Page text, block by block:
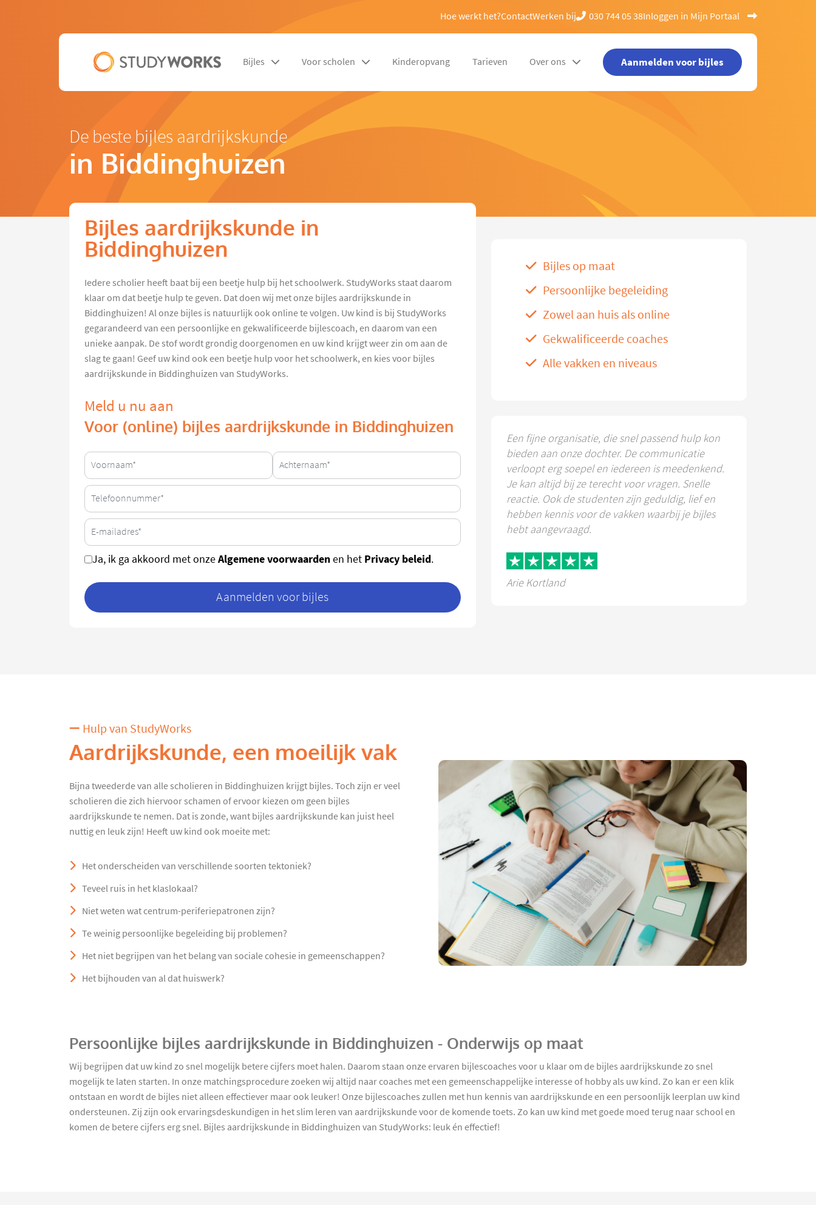
Hoe werkt het?ContactWerken bij 030 744 05 38Inloggen in Mijn Portaal
Bijles Voor scholen Kinderopvang Tarieven Over ons Aanmelden voor bijles
De beste bijles aardrijkskunde
in Biddinghuizen
Bijles aardrijkskunde in
Biddinghuizen
Iedere scholier heeft baat bij een beetje hulp bij het schoolwerk. StudyWorks staat daarom
klaar om dat beetje hulp te geven. Dat doen wij met onze bijles aardrijkskunde in
Biddinghuizen! Al onze bijles is natuurlijk ook online te volgen. Uw kind is bij StudyWorks
gegarandeerd van een persoonlijke en gekwalificeerde bijlescoach, en daarom van een
unieke aanpak. De stof wordt grondig doorgenomen en uw kind krijgt weer zin om aan de
slag te gaan! Geef uw kind ook een beetje hulp voor het schoolwerk, en kies voor bijles
aardrijkskunde in Biddinghuizen van StudyWorks.
Meld u nu aan
Voor (online) bijles aardrijkskunde in Biddinghuizen
Ja, ik ga akkoord met onzeAlgemene voorwaardenen het Privacy beleid.
Aanmelden voor bijles
Bijles op maat
Persoonlijke begeleiding
Zowel aan huis als online
Gekwalificeerde coaches
Alle vakken en niveaus
Een fijne organisatie, die snel passend hulp kon
bieden aan onze dochter. De communicatie
verloopt erg soepel en iedereen is meedenkend.
Je kan altijd bij ze terecht voor vragen. Snelle
reactie. Ook de studenten zijn geduldig, lief en
hebben kennis voor de vakken waarbij je bijles
hebt aangevraagd.
Arie Kortland
Hulp van StudyWorks
Aardrijkskunde, een moeilijk vak
Bijna tweederde van alle scholieren in Biddinghuizen krijgt bijles. Toch zijn er veel
scholieren die zich hiervoor schamen of ervoor kiezen om geen bijles
aardrijkskunde te nemen. Dat is zonde, want bijles aardrijkskunde kan juist heel
nuttig en leuk zijn! Heeft uw kind ook moeite met:
Het onderscheiden van verschillende soorten tektoniek?
Teveel ruis in het klaslokaal?
Niet weten wat centrum-periferiepatronen zijn?
Te weinig persoonlijke begeleiding bij problemen?
Het niet begrijpen van het belang van sociale cohesie in gemeenschappen?
Het bijhouden van al dat huiswerk?
Persoonlijke bijles aardrijkskunde in Biddinghuizen - Onderwijs op maat
Wij begrijpen dat uw kind zo snel mogelijk betere cijfers moet halen. Daarom staan onze ervaren bijlescoaches voor u klaar om de bijles aardrijkskunde zo snel
mogelijk te laten starten. In onze matchingsprocedure zoeken wij altijd naar coaches met een gemeenschappelijke interesse of hobby als uw kind. Zo kan er een klik
ontstaan en wordt de bijles niet alleen effectiever maar ook leuker! Onze bijlescoaches zullen met hun kennis van aardrijkskunde en een persoonlijk leerplan uw kind
ondersteunen. Zij zijn ook ervaringsdeskundigen in het slim leren van aardrijkskunde voor de komende toets. Zo kan uw kind met goede moed terug naar school en
komen de betere cijfers erg snel. Bijles aardrijkskunde in Biddinghuizen van StudyWorks: leuk én effectief!